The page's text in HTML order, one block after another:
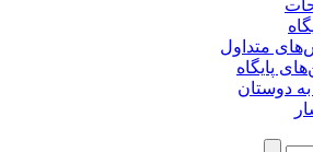
متداول
پایگاه
دوستان